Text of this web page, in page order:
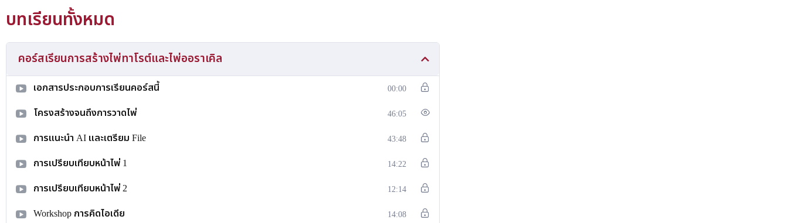
บทเรียนทั้งหมด
คอร์สเรียนการสร้างไพ่ทาโรต์และไพ่ออราเคิล
เอกสารประกอบการเรียนคอร์สนี้ 00:00
โครงสร้างจนถึงการวาดไพ่ 46:05
การแนะนำ AI และเตรียม File 43:48
การเปรียบเทียบหน้าไพ่ 1 14:22
การเปรียบเทียบหน้าไพ่ 2 12:14
Workshop การคิดไอเดีย 14:08